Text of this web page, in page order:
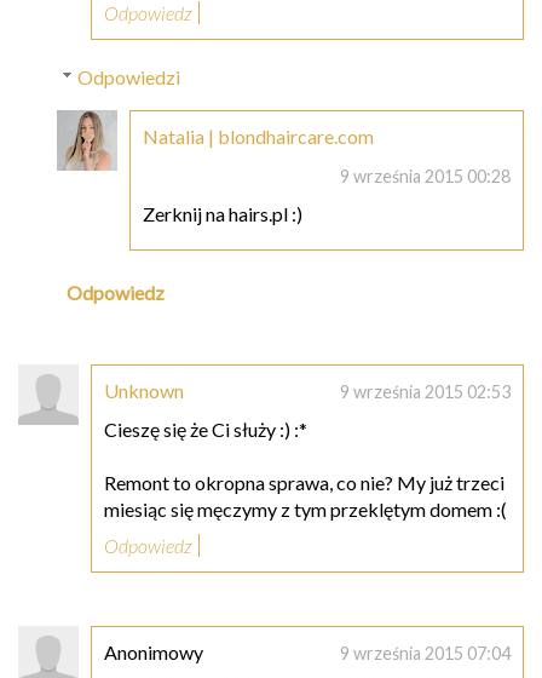
Odpowiedz
Odpowiedzi
Natalia | blondhaircare.com
9 września 2015 00:28
Zerknij na hairs.pl :)
Odpowiedz
Unknown 9 września 2015 02:53
Cieszę się że Ci służy :) :*
Remont to okropna sprawa, co nie? My już trzeci
miesiąc się męczymy z tym przeklętym domem :(
Odpowiedz
Anonimowy 9 września 2015 07:04